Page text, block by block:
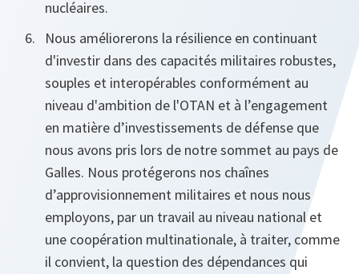
nucléaires.
Nous améliorerons la résilience en continuant
d'investir dans des capacités militaires robustes,
souples et interopérables conformément au
niveau d'ambition de l'OTAN et à l’engagement
en matière d’investissements de défense que
nous avons pris lors de notre sommet au pays de
Galles. Nous protégerons nos chaînes
d’approvisionnement militaires et nous nous
employons, par un travail au niveau national et
une coopération multinationale, à traiter, comme
il convient, la question des dépendances qui